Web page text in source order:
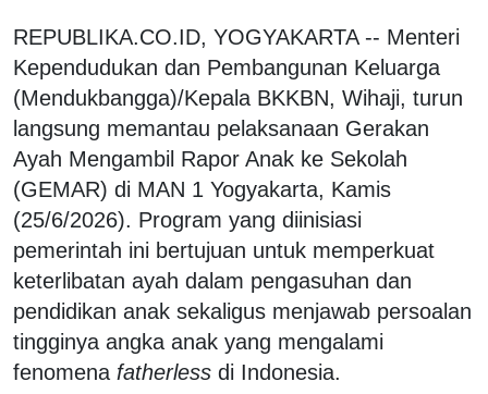
REPUBLIKA.CO.ID, YOGYAKARTA -- Menteri
Kependudukan dan Pembangunan Keluarga
(Mendukbangga)/Kepala BKKBN, Wihaji, turun
langsung memantau pelaksanaan Gerakan
Ayah Mengambil Rapor Anak ke Sekolah
(GEMAR) di MAN 1 Yogyakarta, Kamis
(25/6/2026). Program yang diinisiasi
pemerintah ini bertujuan untuk memperkuat
keterlibatan ayah dalam pengasuhan dan
pendidikan anak sekaligus menjawab persoalan
tingginya angka anak yang mengalami
fenomena fatherless di Indonesia.